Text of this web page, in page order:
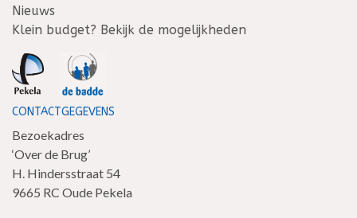
Nieuws
Klein budget? Bekijk de mogelijkheden
CONTACTGEGEVENS
Bezoekadres
‘Over de Brug’
H. Hindersstraat 54
9665 RC Oude Pekela